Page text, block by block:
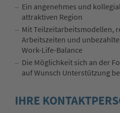
Ein angenehmes und
attraktiven Region
Mit Teilzeitarbeitsmodellen,
Arbeitszeiten und
Work-Life-Balance
Die Möglichkeit sich an der
auf Wunsch Unterstützung
IHRE